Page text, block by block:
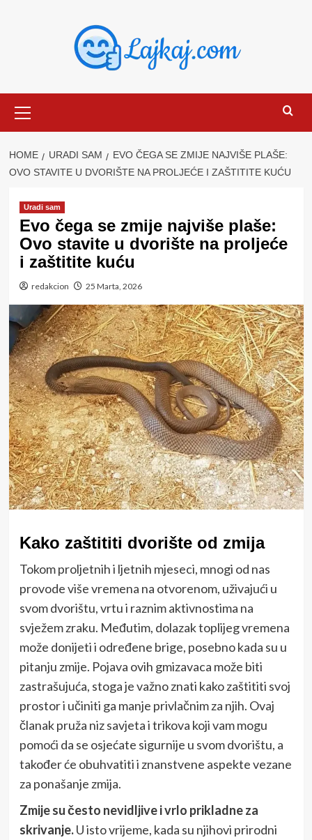
Menu
HOME URADI SAM
EVO ČEGA SE ZMIJE NAJVIŠE PLAŠE:
OVO STAVITE U DVORIŠTE NA PROLJEĆE I ZAŠTITITE KUĆU
Uradi sam
Evo čega se zmije najviše plaše:
Ovo stavite u dvorište na proljeće
i zaštitite kuću
redakcion 25 Marta, 2026
Kako zaštititi dvorište od zmija
Tokom proljetnih i ljetnih mjeseci, mnogi od nas
provode više vremena na otvorenom, uživajući u
svom dvorištu, vrtu i raznim aktivnostima na
svježem zraku. Međutim, dolazak toplijeg vremena
može donijeti i određene brige, posebno kada su u
pitanju zmije. Pojava ovih gmizavaca može biti
zastrašujuća, stoga je važno znati kako zaštititi svoj
prostor i učiniti ga manje privlačnim za njih. Ovaj
članak pruža niz savjeta i trikova koji vam mogu
pomoći da se osjećate sigurnije u svom dvorištu, a
također će obuhvatiti i znanstvene aspekte vezane
za ponašanje zmija.
Zmije su često nevidljive i vrlo prikladne za
skrivanje.U isto vrijeme, kada su njihovi prirodni